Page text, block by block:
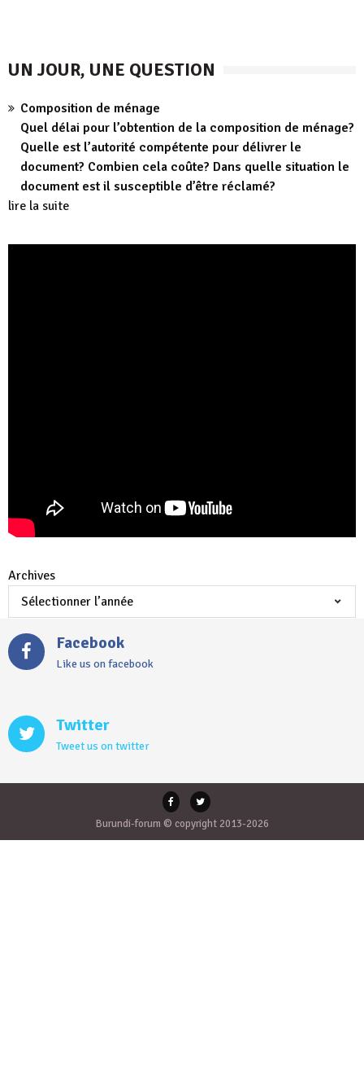
UN JOUR, UNE QUESTION
Composition de ménage
Quel délai pour l’obtention de la composition de ménage?
Quelle est l’autorité compétente pour délivrer le
document? Combien cela coûte? Dans quelle situation le
document est il susceptible d’être réclamé?
lire la suite
Archives
Facebook
Like us on facebook
Twitter
Tweet us on twitter
Burundi-forum © copyright 2013-2026